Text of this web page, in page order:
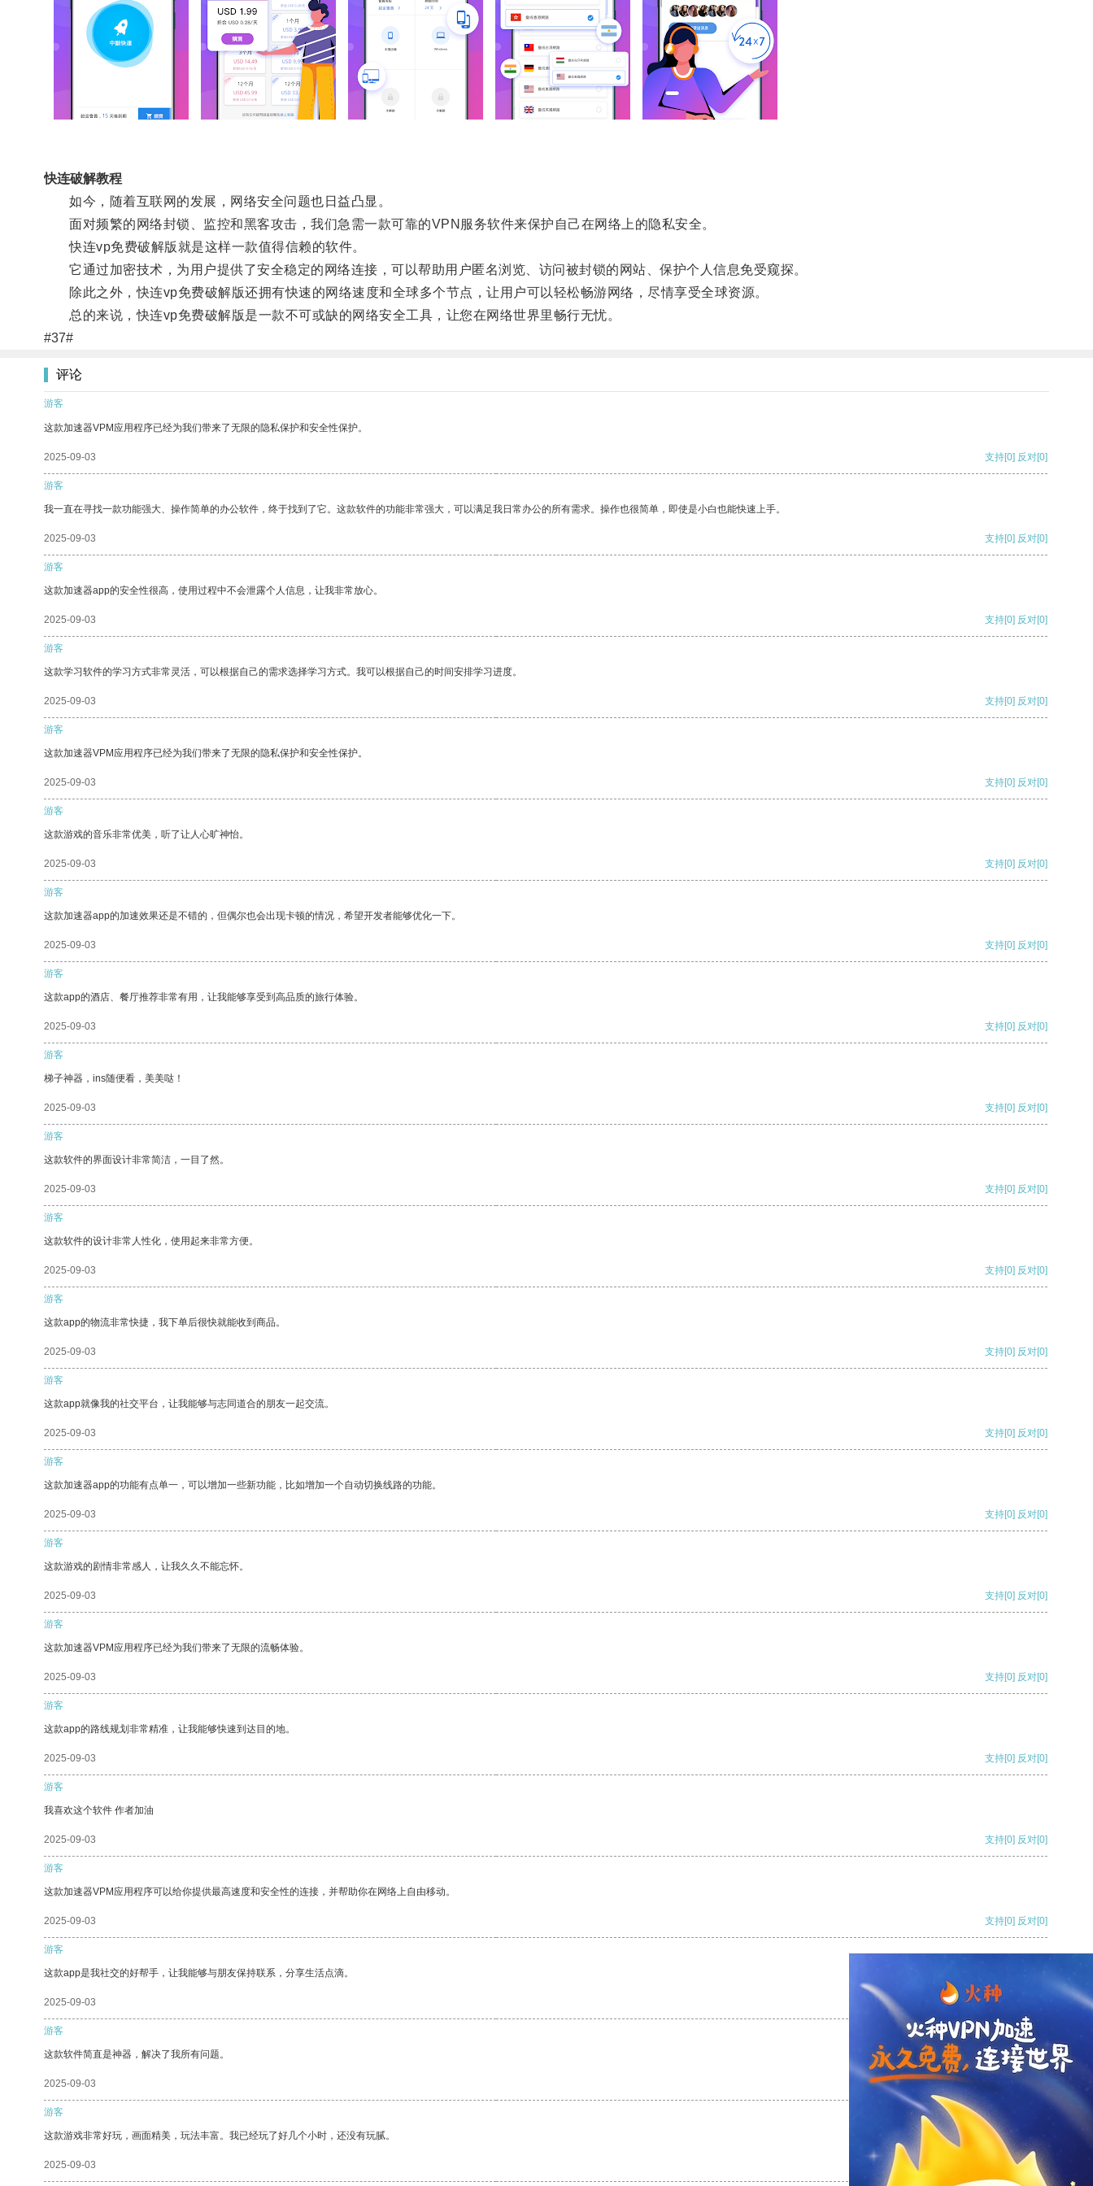
快连破解教程
如今，随着互联网的发展，网络安全问题也日益凸显。
面对频繁的网络封锁、监控和黑客攻击，我们急需一款可靠的VPN服务软件来保护自己在网络上的隐私安全。
快连vp免费破解版就是这样一款值得信赖的软件。
它通过加密技术，为用户提供了安全稳定的网络连接，可以帮助用户匿名浏览、访问被封锁的网站、保护个人信息免受窥探。
除此之外，快连vp免费破解版还拥有快速的网络速度和全球多个节点，让用户可以轻松畅游网络，尽情享受全球资源。
总的来说，快连vp免费破解版是一款不可或缺的网络安全工具，让您在网络世界里畅行无忧。
#37#
评论
游客
这款加速器VPM应用程序已经为我们带来了无限的隐私保护和安全性保护。
2025-09-03 支持[0] 反对[0]
游客
我一直在寻找一款功能强大、操作简单的办公软件，终于找到了它。这款软件的功能非常强大，可以满足我日常办公的所有需求。操作也很简单，即使是小白也能快速上手。
2025-09-03 支持[0] 反对[0]
游客
这款加速器app的安全性很高，使用过程中不会泄露个人信息，让我非常放心。
2025-09-03 支持[0] 反对[0]
游客
这款学习软件的学习方式非常灵活，可以根据自己的需求选择学习方式。我可以根据自己的时间安排学习进度。
2025-09-03 支持[0] 反对[0]
游客
这款加速器VPM应用程序已经为我们带来了无限的隐私保护和安全性保护。
2025-09-03 支持[0] 反对[0]
游客
这款游戏的音乐非常优美，听了让人心旷神怡。
2025-09-03 支持[0] 反对[0]
游客
这款加速器app的加速效果还是不错的，但偶尔也会出现卡顿的情况，希望开发者能够优化一下。
2025-09-03 支持[0] 反对[0]
游客
这款app的酒店、餐厅推荐非常有用，让我能够享受到高品质的旅行体验。
2025-09-03 支持[0] 反对[0]
游客
梯子神器，ins随便看，美美哒！
2025-09-03 支持[0] 反对[0]
游客
这款软件的界面设计非常简洁，一目了然。
2025-09-03 支持[0] 反对[0]
游客
这款软件的设计非常人性化，使用起来非常方便。
2025-09-03 支持[0] 反对[0]
游客
这款app的物流非常快捷，我下单后很快就能收到商品。
2025-09-03 支持[0] 反对[0]
游客
这款app就像我的社交平台，让我能够与志同道合的朋友一起交流。
2025-09-03 支持[0] 反对[0]
游客
这款加速器app的功能有点单一，可以增加一些新功能，比如增加一个自动切换线路的功能。
2025-09-03 支持[0] 反对[0]
游客
这款游戏的剧情非常感人，让我久久不能忘怀。
2025-09-03 支持[0] 反对[0]
游客
这款加速器VPM应用程序已经为我们带来了无限的流畅体验。
2025-09-03 支持[0] 反对[0]
游客
这款app的路线规划非常精准，让我能够快速到达目的地。
2025-09-03 支持[0] 反对[0]
游客
我喜欢这个软件 作者加油
2025-09-03 支持[0] 反对[0]
游客
这款加速器VPM应用程序可以给你提供最高速度和安全性的连接，并帮助你在网络上自由移动。
2025-09-03 支持[0] 反对[0]
游客
这款app是我社交的好帮手，让我能够与朋友保持联系，分享生活点滴。
2025-09-03 支持
游客
这款软件简直是神器，解决了我所有问题。
2025-09-03
游客
这款游戏非常好玩，画面精美，玩法丰富。我已经玩了好几个小时，还没有玩腻。
2025-09-03 [0] 反对[0]